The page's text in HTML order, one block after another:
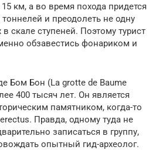
км, а во время похода придется
и преодолеть не одну
скале ступеней. Поэтому турист
обзавестись фонариком и
Бом Бон (La grotte de Baume
400 тысяч лет. Он является
памятником, когда-то
Правда, одному туда не
записаться в группу,
опытный гид-археолог.